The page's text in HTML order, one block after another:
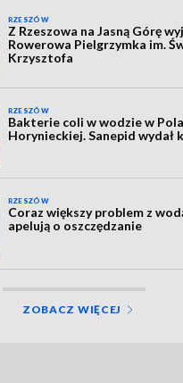
RZESZÓW
Z Rzeszowa na Jasną Górę
Rowerowa Pielgrzymka im.
Krzysztofa
RZESZÓW
Bakterie coli w wodzie w
Horynieckiej. Sanepid wydał
RZESZÓW
Coraz większy problem z
apelują o oszczędzanie
ZOBACZ WIĘCEJ